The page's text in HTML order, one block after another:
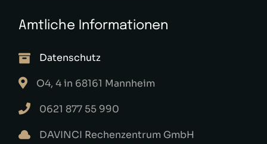
Amtliche Informationen
Datenschutz
O4, 4 in 68161 Mannheim
0621 877 55 990
DAVINCI Rechenzentrum GmbH